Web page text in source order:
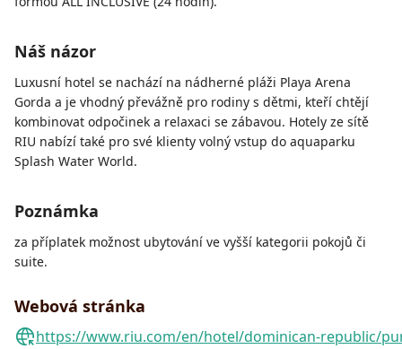
Náš názor
Luxusní hotel se nachází na nádherné pláži Playa Arena
Gorda a je vhodný převážně pro rodiny s dětmi, kteří chtějí
kombinovat odpočinek a relaxaci se zábavou. Hotely ze sítě
RIU nabízí také pro své klienty volný vstup do aquaparku
Splash Water World.
Poznámka
za příplatek možnost ubytování ve vyšší kategorii pokojů či
suite.
Webová stránka
https://www.riu.com/en/hotel/dominican-republic/